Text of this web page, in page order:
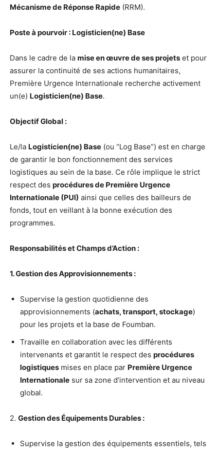
Mécanisme de Réponse Rapide (RRM).
Poste à pourvoir : Logisticien(ne) Base
Dans le cadre de la mise en œuvre de ses projets et pour
assurer la continuité de ses actions humanitaires,
Première Urgence Internationale recherche activement
un(e) Logisticien(ne) Base.
Objectif Global :
Le/la Logisticien(ne) Base (ou “Log Base”) est en charge
de garantir le bon fonctionnement des services
logistiques au sein de la base. Ce rôle implique le strict
respect des procédures de Première Urgence
Internationale (PUI) ainsi que celles des bailleurs de
fonds, tout en veillant à la bonne exécution des
programmes.
Responsabilités et Champs d’Action :
1. Gestion des Approvisionnements :
Supervise la gestion quotidienne des
approvisionnements (achats, transport, stockage)
pour les projets et la base de Foumban.
Travaille en collaboration avec les différents
intervenants et garantit le respect des procédures
logistiques mises en place par Première Urgence
Internationale sur sa zone d’intervention et au niveau
global.
2. Gestion des Équipements Durables :
Supervise la gestion des équipements essentiels, tels